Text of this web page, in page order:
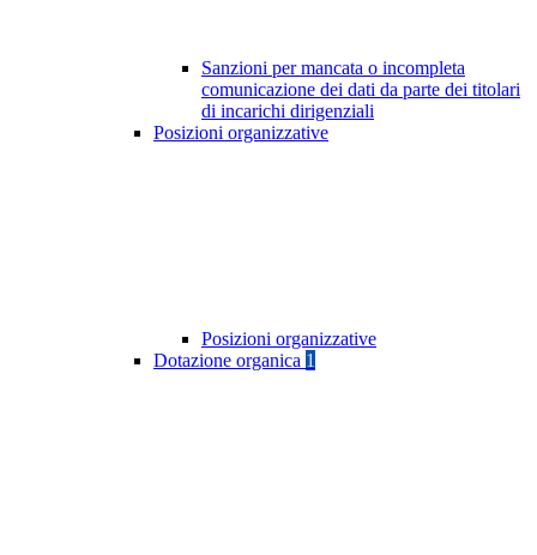
Sanzioni per mancata o incompleta
comunicazione dei dati da parte dei titolari
di incarichi dirigenziali
Posizioni organizzative
Posizioni organizzative
Dotazione organica 1